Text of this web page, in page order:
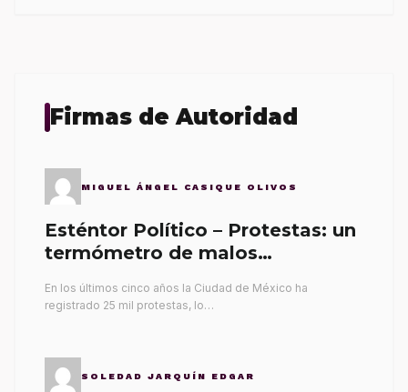
Firmas de Autoridad
MIGUEL ÁNGEL CASIQUE OLIVOS
Esténtor Político – Protestas: un
termómetro de malos
En los últimos cinco años la Ciudad de México ha
registrado 25 mil protestas, lo…
SOLEDAD JARQUÍN EDGAR